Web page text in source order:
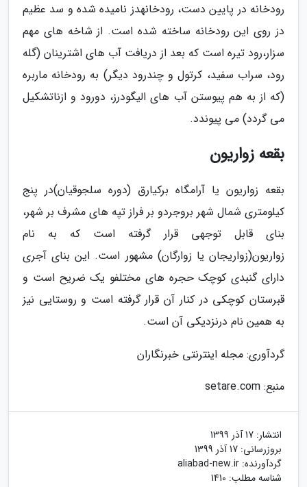
رودخانه در پایین دست، رودخانهدز نامیده شده و سد عظیم
دز روی این رودخانه ساخته شده است. از شاخه های مهم
سزار،رود تیره است که بعد از دریافت آب های اشترینان (گله
رود، سراب سفید، کرتول و چندرود دیگر) به رودخانه ماربره
(که از به هم پیوستن آب های الیگودرز، دورود و ازناتشکیل
می گردد) می پیوندد.
بقعه زواریون
بقعه زواریون یا آرامگاه برکیارق (دوره سلجوقیان)در پنج
کیلومتری شمال شهر بروجردو بر فراز تپه های مشرف بر شهر،
بنای قابل توجهی قرار گرفته است که به نام
زواریون(زواریجان یا زوارگان) مشهور است. این بنای آجری
دارای گنبدی کوچک حجره های مختلفو یک ضریح است و
قبرستان کوچکی در کنار آن قرار گرفته است و روستایی نیز
به همین نام درنزدیکی آن است.
گردآوری: مجله اینترنتی خبرنگاران
منبع: setare.com
انتشار: 17 آذر 1399
بروزرسانی: 17 آذر 1399
گردآورنده: aliabad-new.ir
شناسه مطلب: 1410